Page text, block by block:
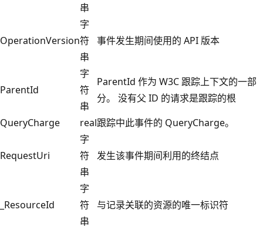
串
OperationVersion
字
符
串
事件发生期间使用的 API 版本
ParentId
字
符
串
ParentId 作为 W3C 跟踪上下文的一部
分。 没有父 ID 的请求是跟踪的根
QueryCharge
real跟踪中此事件的 QueryCharge。
RequestUri
字
符
串
发生该事件期间利用的终结点
_ResourceId
字
符
串
与记录关联的资源的唯一标识符